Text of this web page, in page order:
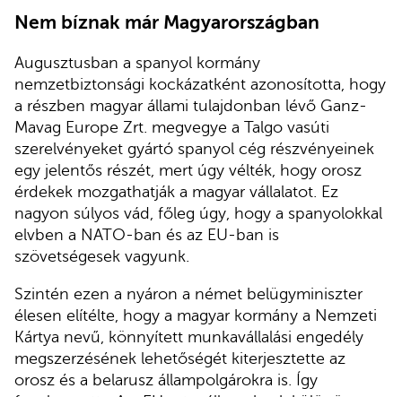
Nem bíznak már Magyarországban
Augusztusban a spanyol kormány
nemzetbiztonsági kockázatként azonosította, hogy
a részben magyar állami tulajdonban lévő Ganz-
Mavag Europe Zrt. megvegye a Talgo vasúti
szerelvényeket gyártó spanyol cég részvényeinek
egy jelentős részét, mert úgy vélték, hogy orosz
érdekek mozgathatják a magyar vállalatot. Ez
nagyon súlyos vád, főleg úgy, hogy a spanyolokkal
elvben a NATO-ban és az EU-ban is
szövetségesek vagyunk.
Szintén ezen a nyáron a német belügyminiszter
élesen elítélte, hogy a magyar kormány a Nemzeti
Kártya nevű, könnyített munkavállalási engedély
megszerzésének lehetőségét kiterjesztette az
orosz és a belarusz állampolgárokra is. Így